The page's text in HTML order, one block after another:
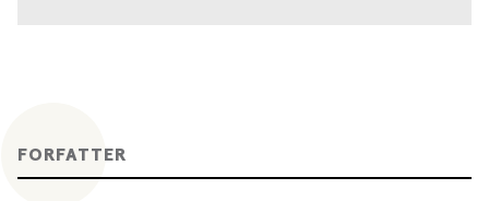
FORFATTER